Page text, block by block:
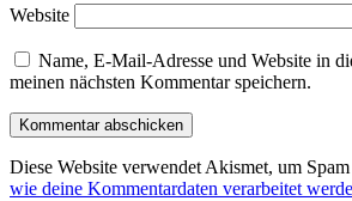
Website
Name, E-Mail-Adresse und Website in
meinen nächsten Kommentar speichern.
Diese Website verwendet Akismet, um
wie deine Kommentardaten verarbeitet